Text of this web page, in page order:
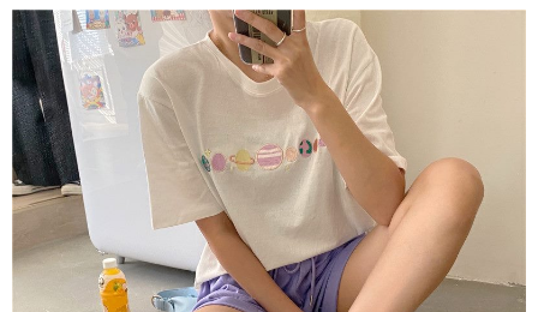
2. SMSのリンクを通じて請求書を開いた後、「コンビニバーコード／台湾
大直営店舗／銀行振込／街口支払い／iPASS MONEY」などのチャネルで
支払いを選択できます。
【注意事項】
1. 本サービスは「台湾大哥大株式会社」（以下「当社」といいます）によ
って提供され、ユーザーが取引時に本サービスを通じて商品やサービスを
購入できるようにし、店舗が売買／分割払い売買の債権を当社に譲渡した
後、契約に基づいて当社の請求書で帳款を支払うことになります。
2. 「OP Pay Later」を利用する契約関係の目的から、店舗はあなたの個人
情報（名前、電話または住所を含む）を台湾大哥大に提供し、収集、処理
および利用するために、当社があなた本人と分割請求書に必要な情報の確
認、照合および修正を行います。
3. 完全なユーザーサービス規約については、以下のリンクを参照してくだ
リをダウンロードして AFTEE 会員になるとお支払い期限を最長 45 日以内
まで延長できます。
お支払期限は、ショップが請求した期日と、AFTEEで延長できる日数をも
とに計算されます。AFTEEで注文すると、商品を受け取るまで支払い期限
を延長できますが、商品を期限内に受け取れない場合があります（例：予
約商品や商品到着日が比較的遅い商品）。そのため、商品到着の有無に関
わらず、AFTEEで指定された期限内にお支払いください。
二、支払い限度額
1.初回 AFTEEを ご利用の際に、認証結果及び当社の審査の結果に基づ
き、限度額が設定されます。
2.決済金額は最低NT$20です。
3.現在、台湾の会員のみご利用いただけます。
配送毎にNT$45、NT$499以上で送料無料
付款 後7-11取貨
配送毎にNT$45、NT$499以上で送料無料
宅配
配送毎にNT$70、NT$499以上で送料無料